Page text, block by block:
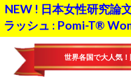
NEW ! 日本女性研究論
ラッシュ : Pomi-T®
世界各国で大人気